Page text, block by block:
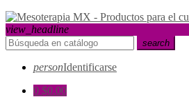
view_headline
search
personIdentificarse
0 $0.00